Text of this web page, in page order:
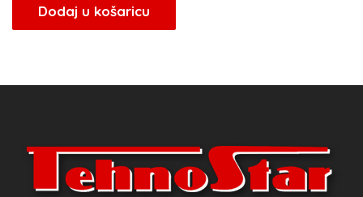
Dodaj u košaricu